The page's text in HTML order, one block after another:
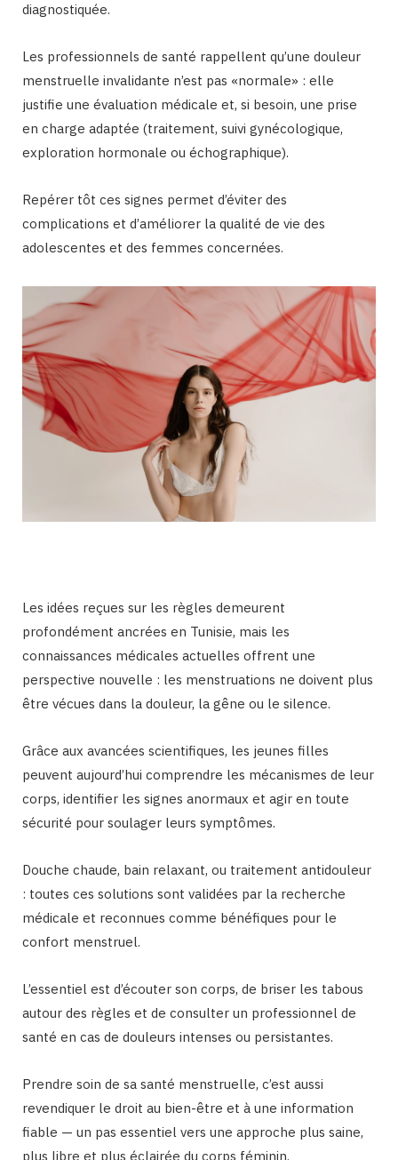
diagnostiquée.
Les professionnels de santé rappellent qu’une douleur
menstruelle invalidante n’est pas «normale» : elle
justifie une évaluation médicale et, si besoin, une prise
en charge adaptée (traitement, suivi gynécologique,
exploration hormonale ou échographique).
Repérer tôt ces signes permet d’éviter des
complications et d’améliorer la qualité de vie des
adolescentes et des femmes concernées.
Les idées reçues sur les règles demeurent
profondément ancrées en Tunisie, mais les
connaissances médicales actuelles offrent une
perspective nouvelle : les menstruations ne doivent plus
être vécues dans la douleur, la gêne ou le silence.
Grâce aux avancées scientifiques, les jeunes filles
peuvent aujourd’hui comprendre les mécanismes de leur
corps, identifier les signes anormaux et agir en toute
sécurité pour soulager leurs symptômes.
Douche chaude, bain relaxant, ou traitement antidouleur
: toutes ces solutions sont validées par la recherche
médicale et reconnues comme bénéfiques pour le
confort menstruel.
L’essentiel est d’écouter son corps, de briser les tabous
autour des règles et de consulter un professionnel de
santé en cas de douleurs intenses ou persistantes.
Prendre soin de sa santé menstruelle, c’est aussi
revendiquer le droit au bien-être et à une information
fiable — un pas essentiel vers une approche plus saine,
plus libre et plus éclairée du corps féminin.